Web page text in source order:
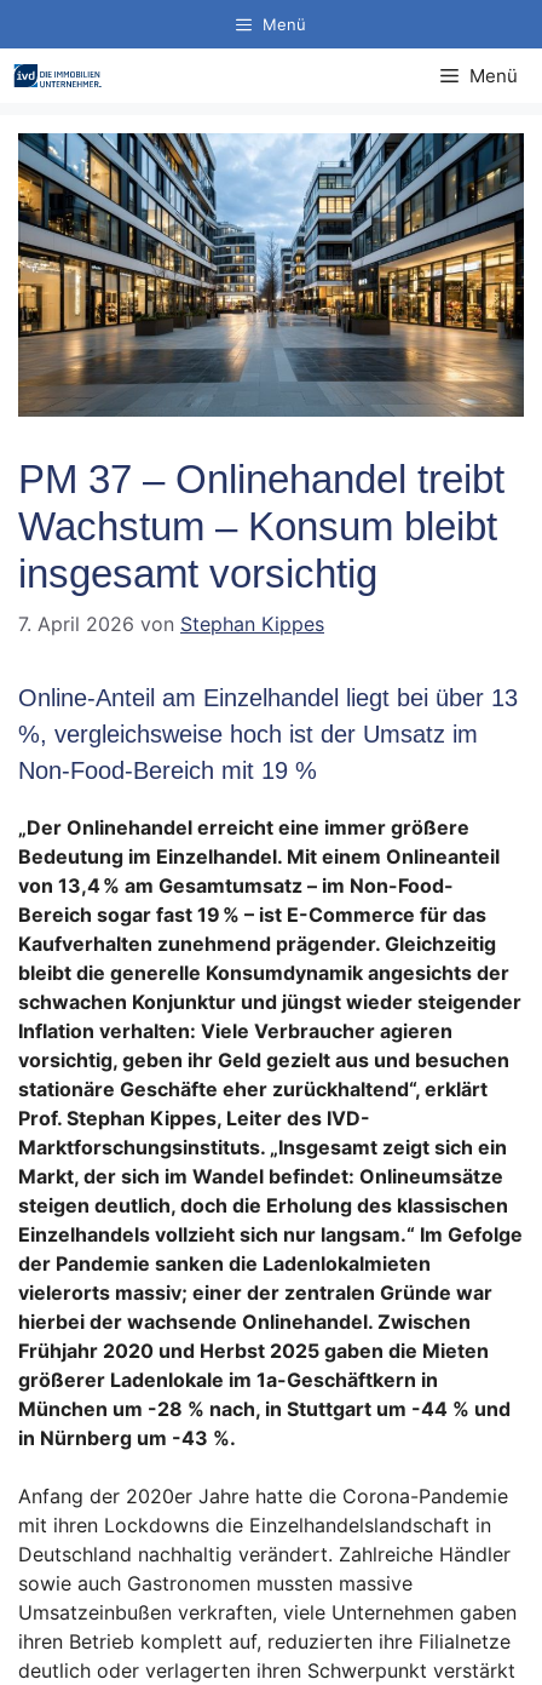
Inhalt
springen
Menü
Menü
PM 37 – Onlinehandel treibt
Wachstum – Konsum bleibt
insgesamt vorsichtig
7. April 2026 von Stephan Kippes
Online-Anteil am Einzelhandel liegt bei über 13
%, vergleichsweise hoch ist der Umsatz im
Non-Food-Bereich mit 19 %
„Der Onlinehandel erreicht eine immer größere
Bedeutung im Einzelhandel. Mit einem Onlineanteil
von 13,4 % am Gesamtumsatz – im Non-Food-
Bereich sogar fast 19 % – ist E-Commerce für das
Kaufverhalten zunehmend prägender. Gleichzeitig
bleibt die generelle Konsumdynamik angesichts der
schwachen Konjunktur und jüngst wieder steigender
Inflation verhalten: Viele Verbraucher agieren
vorsichtig, geben ihr Geld gezielt aus und besuchen
stationäre Geschäfte eher zurückhaltend“, erklärt
Prof. Stephan Kippes, Leiter des IVD-
Marktforschungsinstituts. „Insgesamt zeigt sich ein
Markt, der sich im Wandel befindet: Onlineumsätze
steigen deutlich, doch die Erholung des klassischen
Einzelhandels vollzieht sich nur langsam.“ Im Gefolge
der Pandemie sanken die Ladenlokalmieten
vielerorts massiv; einer der zentralen Gründe war
hierbei der wachsende Onlinehandel. Zwischen
Frühjahr 2020 und Herbst 2025 gaben die Mieten
größerer Ladenlokale im 1a-Geschäftkern in
München um -28 % nach, in Stuttgart um -44 % und
in Nürnberg um -43 %.
Anfang der 2020er Jahre hatte die Corona-Pandemie
mit ihren Lockdowns die Einzelhandelslandschaft in
Deutschland nachhaltig verändert. Zahlreiche Händler
sowie auch Gastronomen mussten massive
Umsatzeinbußen verkraften, viele Unternehmen gaben
ihren Betrieb komplett auf, reduzierten ihre Filialnetze
deutlich oder verlagerten ihren Schwerpunkt verstärkt